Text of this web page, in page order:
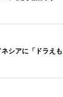
ネシアに「ドラえ